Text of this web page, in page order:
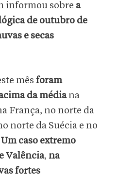
informou sobre a
de outubro de
e secas
mês foram
da médiana
França, no norte da
norte da Suécia e no
Um caso extremo
Valência, na
fortes